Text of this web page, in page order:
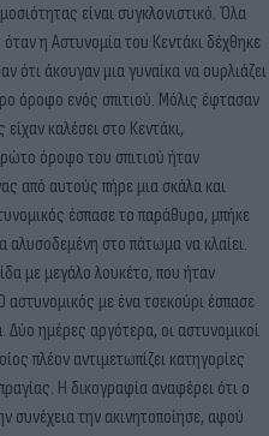
είναι συγκλονιστικό. Όλα
η Αστυνομία του Κεντάκι δέχθηκε
ότι άκουγαν μια γυναίκα να ουρλιάζει
όροφο ενός σπιτιού. Μόλις έφτασαν
καλέσει στο Κεντάκι,
όροφο του σπιτιού ήταν
από αυτούς πήρε μια σκάλα και
έσπασε το παράθυρο, μπήκε
αλυσοδεμένη στο πάτωμα να κλαίει.
με μεγάλο λουκέτο, που ήταν
με ένα τσεκούρι έσπασε
Δύο ημέρες αργότερα, οι αστυνομικοί
πλέον αντιμετωπίζει κατηγορίες
Η δικογραφία αναφέρει ότι ο
συνέχεια την ακινητοποίησε, αφού